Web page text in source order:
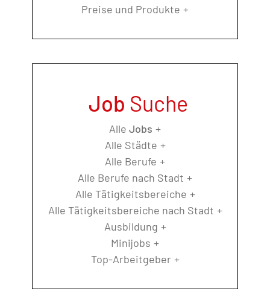
Preise und Produkte
Job Suche
Alle Jobs
Alle Städte
Alle Berufe
Alle Berufe nach Stadt
Alle Tätigkeitsbereiche
Alle Tätigkeitsbereiche nach Stadt
Ausbildung
Minijobs
Top-Arbeitgeber